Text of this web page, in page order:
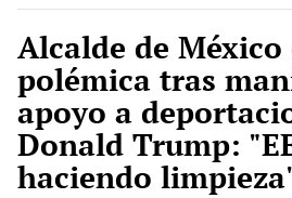
Alcalde de México
polémica tras
apoyo a
Donald Trump:
haciendo